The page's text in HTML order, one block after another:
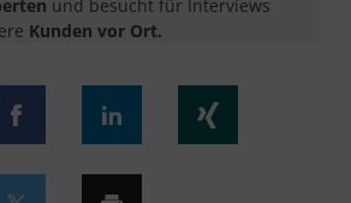
und besucht für Interviews
Kunden vor Ort.​